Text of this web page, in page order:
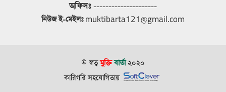
অফিসঃ ---------------------
নিউজ ই-মেইলঃ muktibarta121@gmail.com
© স্বত্বমুক্তি বার্তা২০২০
কারিগরি সহযোগিতায়